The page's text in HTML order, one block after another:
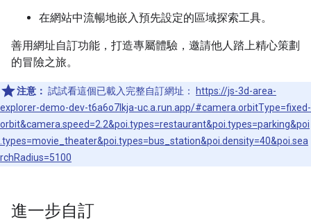
在網站中流暢地嵌入預先設定的區域探索工具。
善用網址自訂功能，打造專屬體驗，邀請他人踏上精心策劃
的冒險之旅。
注意： 試試看這個已載入完整自訂網址：
https://js-3d-area-
explorer-demo-dev-t6a6o7lkja-uc.a.run.app/#camera.orbitType=fixed-
orbit&camera.speed=2.2&poi.types=restaurant&poi.types=parking&poi
.types=movie_theater&poi.types=bus_station&poi.density=40&poi.sea
rchRadius=5100
進一步自訂